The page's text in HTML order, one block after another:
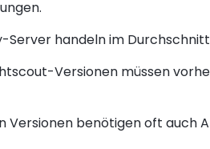
Server handeln im
Versionen müssen
Versionen benötigen oft auch